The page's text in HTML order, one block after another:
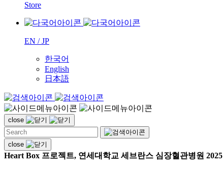
Store
EN / JP
한국어
English
日本語
close
close
Heart Box 프로젝트, 연세대학교 세브란스 심장혈관병원 2025